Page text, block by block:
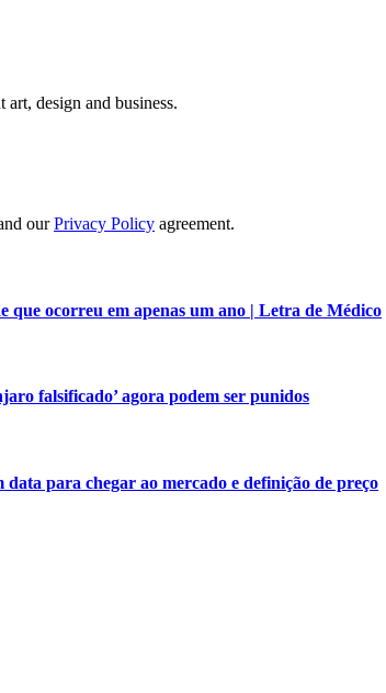
design and business.
ourPrivacy Policy agreement.
que ocorreu em apenas um ano | Letra de Médico
falsificado’ agora podem ser punidos
para chegar ao mercado e definição de preço